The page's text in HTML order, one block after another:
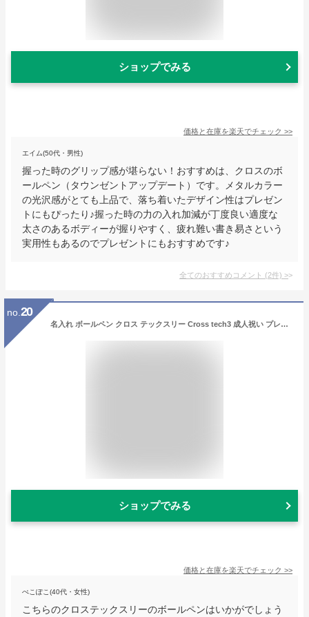
ショップでみる
価格と在庫を楽天でチェック >>
エイム(50代・男性)
握った時のグリップ感が堪らない！おすすめは、クロスのボ
ールペン（タウンゼントアップデート）です。メタルカラー
の光沢感がとても上品で、落ち着いたデザイン性はプレゼン
トにもぴったり♪握った時の力の入れ加減が丁度良い適度な
太さのあるボディーが握りやすく、疲れ難い書き易さという
実用性もあるのでプレゼントにもおすすめです♪
全てのおすすめコメント (2件) >
no. 20
名入れ ボールペン クロス テックスリー Cross tech3 成人祝い プレゼント 大人 多機能ペン 赤 黒 ボールペン シャーペン シャープペン バレンタイン 誕生日 プレゼント おしゃれ ギフト 送料無料 筆記具 記念日 ペン 名前入り 入学 名入 プレゼント 名入れボールペン
ショップでみる
価格と在庫を楽天でチェック >>
ぺこぽこ(40代・女性)
こちらのクロステックスリーのボールペンはいかがでしょう